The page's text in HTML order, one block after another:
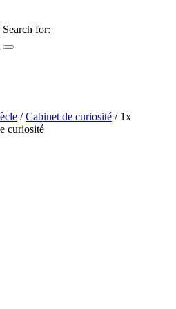
Search for:
/Cabinet de curiosité / 1x
curiosité